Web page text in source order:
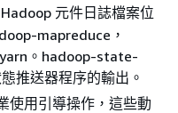
元件日誌檔案位
mapreduce，
。hadoop-state-
推送器程序的輸出。
使用引導操作，這些動